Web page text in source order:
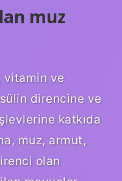
muz
vitamin ve
direncine ve
katkıda
muz, armut,
olan